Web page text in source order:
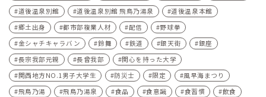
道後温泉別館
道後温泉別館 飛鳥乃湯泉
道後温泉本館
郷土出身
都市部複業人材 配信
野球拳
金シャチキャラバン
鈴舞 鉄道 銀天街
銀座
長宗我部元親
長曾我部
関心を持った大学
関西地方NO.1男子大学生
防災士 限定
風早海まつり
飛鳥乃湯
飛鳥乃湯泉 食品 食意識 食習慣
飲食